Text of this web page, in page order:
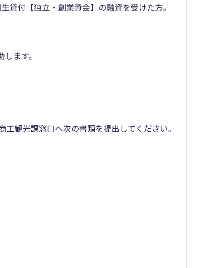
貸付【独立・創業資金】の融資を受けた方。
ます。
観光課窓口へ次の書類を提出してください。